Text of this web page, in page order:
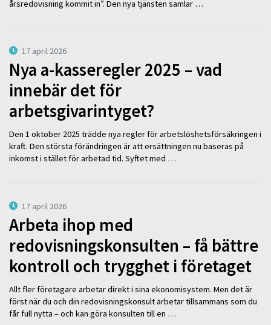
årsredovisning kommit in”. Den nya tjänsten samlar …
17 april 2026
Nya a-kasseregler 2025 – vad
innebär det för
arbetsgivarintyget?
Den 1 oktober 2025 trädde nya regler för arbetslöshetsförsäkringen i
kraft. Den största förändringen är att ersättningen nu baseras på
inkomst i stället för arbetad tid. Syftet med …
17 april 2026
Arbeta ihop med
redovisningskonsulten – få bättre
kontroll och trygghet i företaget
Allt fler företagare arbetar direkt i sina ekonomisystem. Men det är
först när du och din redovisningskonsult arbetar tillsammans som du
får full nytta – och kan göra konsulten till en …